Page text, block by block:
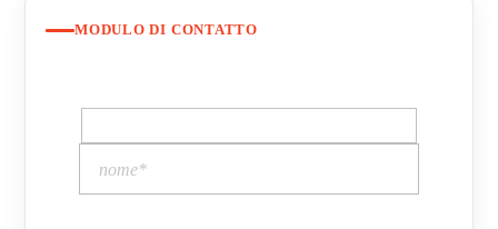
MODULO DI CONTATTO